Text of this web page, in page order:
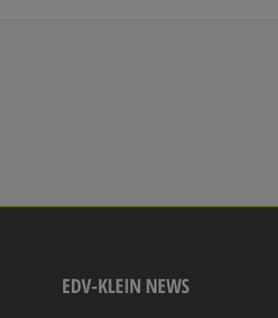
EDV-KLEIN NEWS